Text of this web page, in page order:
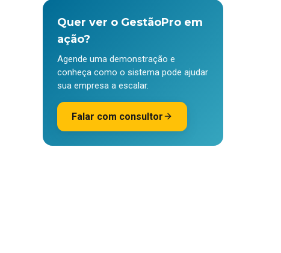
Quer ver o GestãoPro em
ação?
Agende uma demonstração e
conheça como o sistema pode ajudar
sua empresa a escalar.
Falar com consultor